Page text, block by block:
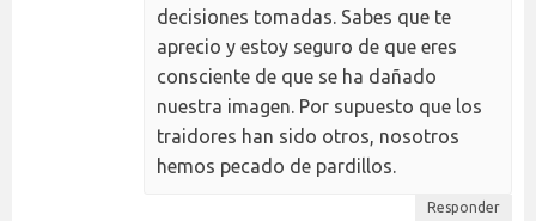
decisiones tomadas. Sabes que te
aprecio y estoy seguro de que eres
consciente de que se ha dañado
nuestra imagen. Por supuesto que los
traidores han sido otros, nosotros
hemos pecado de pardillos.
Responder